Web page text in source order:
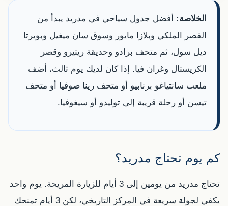
الخلاصة: أفضل جدول سياحي في مدريد يبدأ من
القصر الملكي وبلازا مايور وسوق سان ميغيل وبويرتا
ديل سول، ثم متحف برادو وحديقة ريتيرو وقصر
الكريستال وغران فيا. إذا كان لديك يوم ثالث، أضف
ملعب سانتياغو برنابيو أو متحف رينا صوفيا أو متحف
تيسن أو رحلة قريبة إلى توليدو أو سيغوفيا.
كم يوم تحتاج مدريد؟
تحتاج مدريد من يومين إلى 3 أيام للزيارة المريحة. يوم واحد
يكفي لجولة سريعة في المركز التاريخي، لكن 3 أيام تمنحك